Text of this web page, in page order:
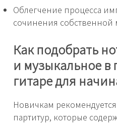
Облегчение процесса
сочинения собственной
Как подобрать
и музыкальное в
гитаре для
Новичкам
партитур, которые